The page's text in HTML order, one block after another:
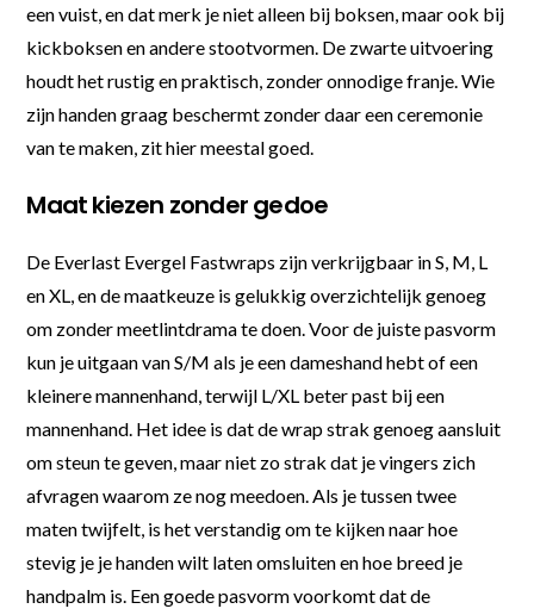
een vuist, en dat merk je niet alleen bij boksen, maar ook bij
kickboksen en andere stootvormen. De zwarte uitvoering
houdt het rustig en praktisch, zonder onnodige franje. Wie
zijn handen graag beschermt zonder daar een ceremonie
van te maken, zit hier meestal goed.
Maat kiezen zonder gedoe
De Everlast Evergel Fastwraps zijn verkrijgbaar in S, M, L
en XL, en de maatkeuze is gelukkig overzichtelijk genoeg
om zonder meetlintdrama te doen. Voor de juiste pasvorm
kun je uitgaan van S/M als je een dameshand hebt of een
kleinere mannenhand, terwijl L/XL beter past bij een
mannenhand. Het idee is dat de wrap strak genoeg aansluit
om steun te geven, maar niet zo strak dat je vingers zich
afvragen waarom ze nog meedoen. Als je tussen twee
maten twijfelt, is het verstandig om te kijken naar hoe
stevig je je handen wilt laten omsluiten en hoe breed je
handpalm is. Een goede pasvorm voorkomt dat de